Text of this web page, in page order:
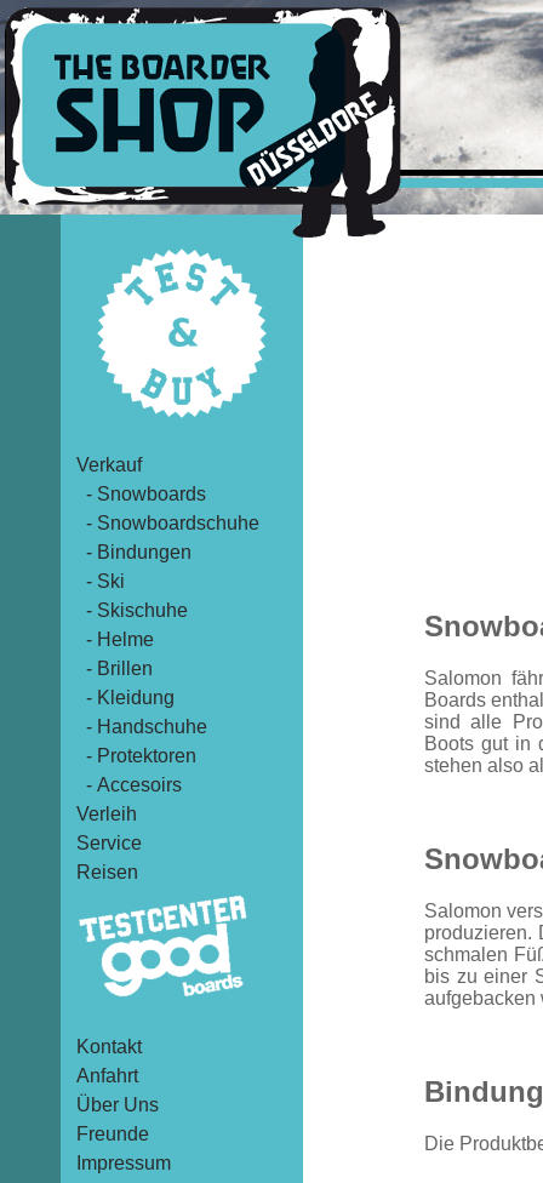
Verkauf
- Snowboards
- Snowboardschuhe
- Bindungen
- Ski
- Skischuhe
- Helme
- Brillen
- Kleidung
- Handschuhe
- Protektoren
- Accesoirs
Verleih
Service
Reisen
Kontakt
Anfahrt
Über Uns
Freunde
Impressum
Salomon
Boards
sind alle
Boots gut in
stehen also
Salomon
produzieren.
schmalen
bis zu einer
aufgebacken
Die